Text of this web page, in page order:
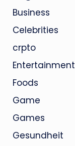
Business
Celebrities
crpto
Entertainment
Foods
Game
Games
Gesundheit